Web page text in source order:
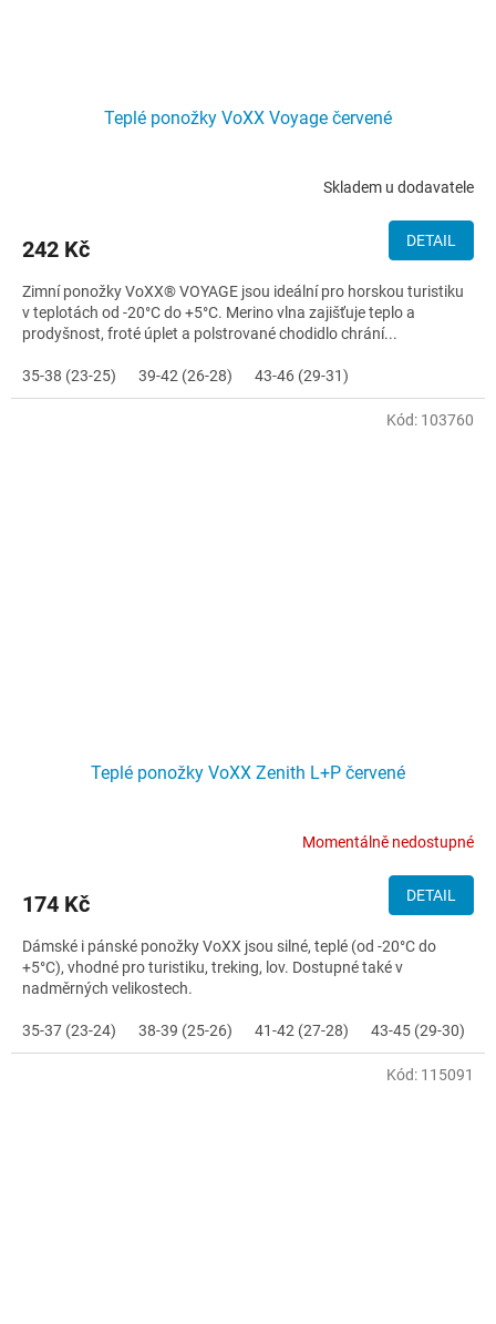
Teplé ponožky VoXX Voyage červené
Skladem u dodavatele
242 Kč DETAIL
Zimní ponožky VoXX® VOYAGE jsou ideální pro horskou turistiku
v teplotách od -20°C do +5°C. Merino vlna zajišťuje teplo a
prodyšnost, froté úplet a polstrované chodidlo chrání...
35-38 (23-25) 39-42 (26-28) 43-46 (29-31)
Teplé ponožky VoXX Zenith L+P červené
Momentálně nedostupné
174 Kč DETAIL
Dámské i pánské ponožky VoXX jsou silné, teplé (od -20°C do
+5°C), vhodné pro turistiku, treking, lov. Dostupné také v
nadměrných velikostech.
35-37 (23-24) 38-39 (25-26) 41-42 (27-28) 43-45 (29-30)
Kód: 103760
Kód: 115091